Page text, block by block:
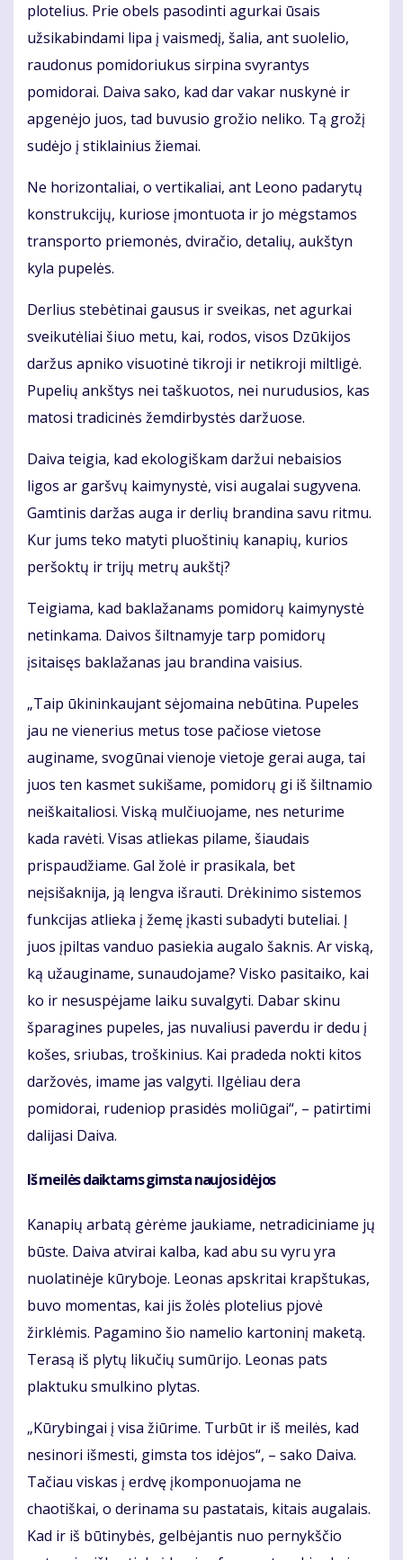
plotelius. Prie obels pasodinti agurkai ūsais
užsikabindami lipa į vaismedį, šalia, ant suolelio,
raudonus pomidoriukus sirpina svyrantys
pomidorai. Daiva sako, kad dar vakar nuskynė ir
apgenėjo juos, tad buvusio grožio neliko. Tą grožį
sudėjo į stiklainius žiemai.
Ne horizontaliai, o vertikaliai, ant Leono padarytų
konstrukcijų, kuriose įmontuota ir jo mėgstamos
transporto priemonės, dviračio, detalių, aukštyn
kyla pupelės.
Derlius stebėtinai gausus ir sveikas, net agurkai
sveikutėliai šiuo metu, kai, rodos, visos Dzūkijos
daržus apniko visuotinė tikroji ir netikroji miltligė.
Pupelių ankštys nei taškuotos, nei nurudusios, kas
matosi tradicinės žemdirbystės daržuose.
Daiva teigia, kad ekologiškam daržui nebaisios
ligos ar garšvų kaimynystė, visi augalai sugyvena.
Gamtinis daržas auga ir derlių brandina savu ritmu.
Kur jums teko matyti pluoštinių kanapių, kurios
peršoktų ir trijų metrų aukštį?
Teigiama, kad baklažanams pomidorų kaimynystė
netinkama. Daivos šiltnamyje tarp pomidorų
įsitaisęs baklažanas jau brandina vaisius.
„Taip ūkininkaujant sėjomaina nebūtina. Pupeles
jau ne vienerius metus tose pačiose vietose
auginame, svogūnai vienoje vietoje gerai auga, tai
juos ten kasmet sukišame, pomidorų gi iš šiltnamio
neiškaitaliosi. Viską mulčiuojame, nes neturime
kada ravėti. Visas atliekas pilame, šiaudais
prispaudžiame. Gal žolė ir prasikala, bet
neįsišaknija, ją lengva išrauti. Drėkinimo sistemos
funkcijas atlieka į žemę įkasti subadyti buteliai. Į
juos įpiltas vanduo pasiekia augalo šaknis. Ar viską,
ką užauginame, sunaudojame? Visko pasitaiko, kai
ko ir nesuspėjame laiku suvalgyti. Dabar skinu
šparagines pupeles, jas nuvaliusi paverdu ir dedu į
košes, sriubas, troškinius. Kai pradeda nokti kitos
daržovės, imame jas valgyti. Ilgėliau dera
pomidorai, rudeniop prasidės moliūgai“, – patirtimi
dalijasi Daiva.
Iš meilės daiktams gimsta naujos idėjos
Kanapių arbatą gėrėme jaukiame, netradiciniame jų
būste. Daiva atvirai kalba, kad abu su vyru yra
nuolatinėje kūryboje. Leonas apskritai krapštukas,
buvo momentas, kai jis žolės plotelius pjovė
žirklėmis. Pagamino šio namelio kartoninį maketą.
Terasą iš plytų likučių sumūrijo. Leonas pats
plaktuku smulkino plytas.
„Kūrybingai į visa žiūrime. Turbūt ir iš meilės, kad
nesinori išmesti, gimsta tos idėjos“, – sako Daiva.
Tačiau viskas į erdvę įkomponuojama ne
chaotiškai, o derinama su pastatais, kitais augalais.
Kad ir iš būtinybės, gelbėjantis nuo pernykščio